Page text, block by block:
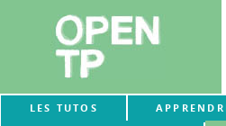
LES TUTOS